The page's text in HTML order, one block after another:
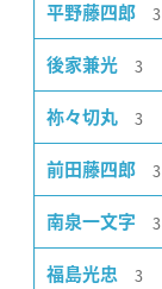
平野藤四郎 3
後家兼光 3
祢々切丸 3
前田藤四郎 3
南泉一文字 3
福島光忠 3